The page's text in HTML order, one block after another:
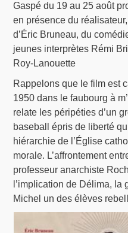
Gaspé du 19 au 25 août
en présence du
d’Éric Bruneau, du
jeunes interprètes Rémi
Roy-Lanouette
Rappelons que le film est
1950 dans le faubourg à
relate les péripéties d’un
baseball épris de liberté
hiérarchie de l’Église
morale. L’affrontement
professeur anarchiste
l’implication de Délima, la
Michel un des élèves